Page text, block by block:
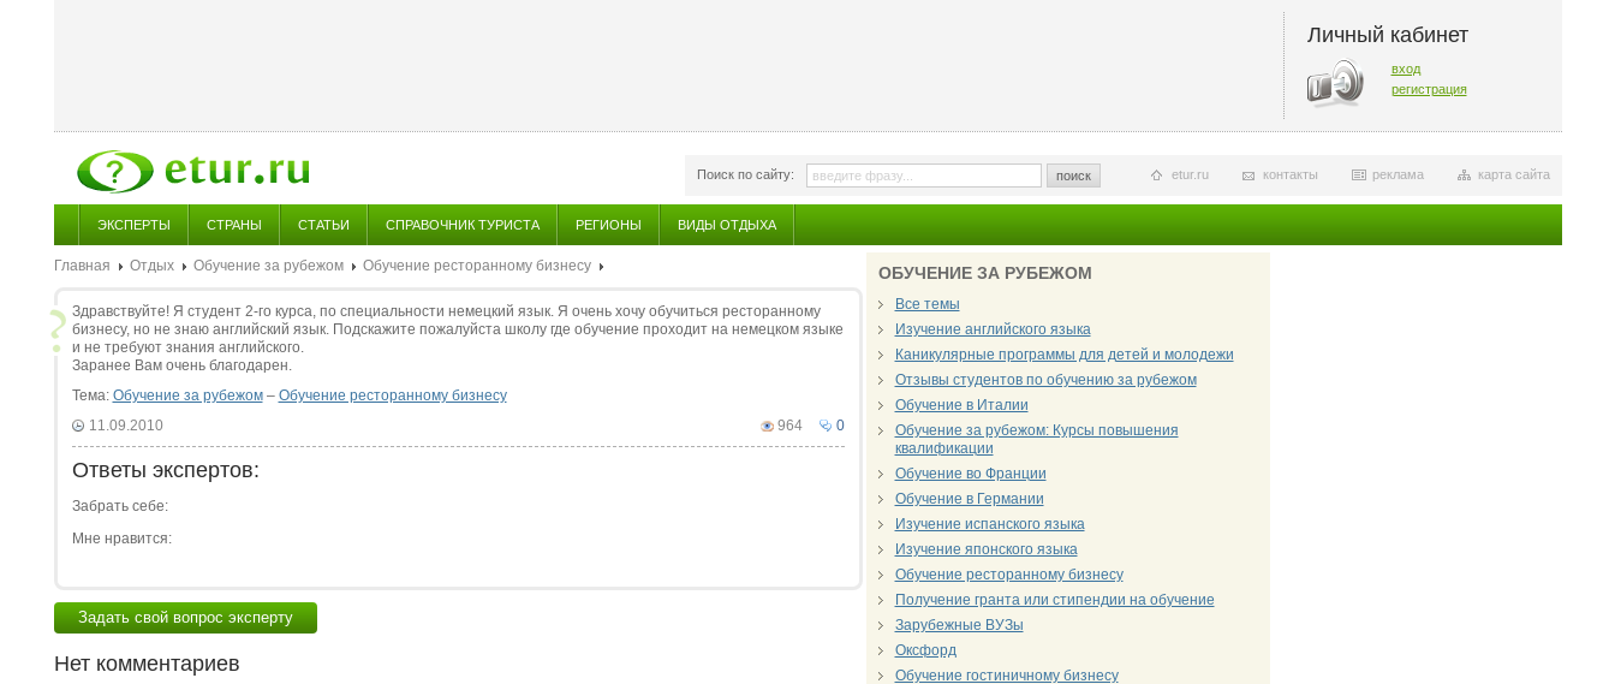
Личный кабинет
вход
регистрация
Поиск по сайту: поиск карта сайта
реклама
контакты
etur.ru
ЭКСПЕРТЫ СТРАНЫ СТАТЬИ СПРАВОЧНИК ТУРИСТА РЕГИОНЫ ВИДЫ ОТДЫХА
Главная Отдых Обучение за рубежом Обучение ресторанному бизнесу
Здравствуйте! Я студент 2-го курса, по специальности немецкий язык. Я очень хочу обучиться ресторанному
бизнесу, но не знаю английский язык. Подскажите пожалуйста школу где обучение проходит на немецком языке
и не требуют знания английского.
Заранее Вам очень благодарен.
Тема: Обучение за рубежом– Обучение ресторанному бизнесу
0
964
11.09.2010
Ответы экспертов:
Забрать себе:
Мне нравится:
Задать свой вопрос эксперту
Нет комментариев
ОБУЧЕНИЕ ЗА РУБЕЖОМ
Все темы
Изучение английского языка
Каникулярные программы для детей и молодежи
Отзывы студентов по обучению за рубежом
Обучение в Италии
Обучение за рубежом: Курсы повышения
квалификации
Обучение во Франции
Обучение в Германии
Изучение испанского языка
Изучение японского языка
Обучение ресторанному бизнесу
Получение гранта или стипендии на обучение
Зарубежные ВУЗы
Оксфорд
Обучение гостиничному бизнесу